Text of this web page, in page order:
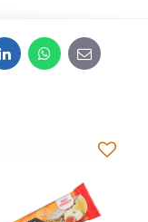
LinkedInWhatsApp
E-
mail